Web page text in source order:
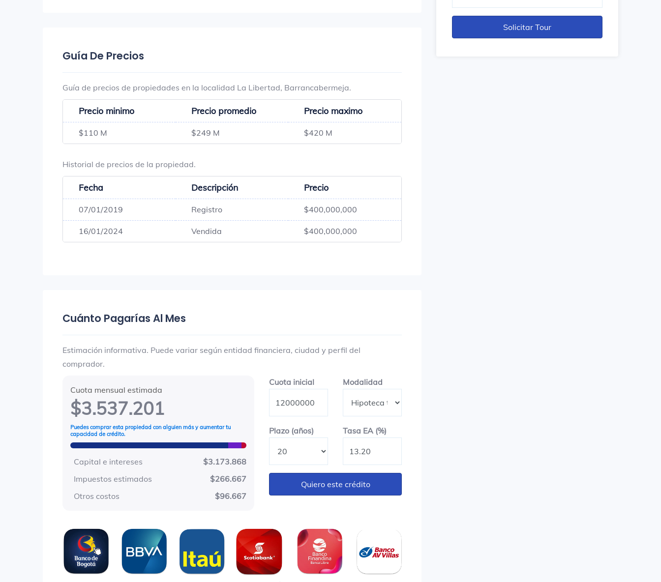
Guía De Precios
Guía de precios de propiedades en la localidad La Libertad, Barrancabermeja.
Precio minimo Precio promedio Precio maximo
$110 M $249 M $420 M
Historial de precios de la propiedad.
Fecha Descripción Precio
07/01/2019 Registro $400,000,000
16/01/2024 Vendida $400,000,000
Cuánto Pagarías Al Mes
Estimación informativa. Puede variar según entidad financiera, ciudad y perfil del
comprador.
Cuota mensual estimada
$3.537.201
Puedes comprar esta propiedad con alguien más y aumentar tu
capacidad de crédito.
Capital e intereses
$3.173.868
Impuestos estimados
$266.667
Otros costos
$96.667
Cuota inicialCuota inicialModalidad
Plazo (años) Plazo en añosTasa EA (%)
Quiero este crédito